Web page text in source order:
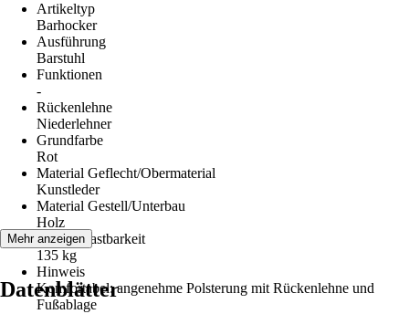
Artikeltyp
Barhocker
Ausführung
Barstuhl
Funktionen
-
Rückenlehne
Niederlehner
Grundfarbe
Rot
Material Geflecht/Obermaterial
Kunstleder
Material Gestell/Unterbau
Holz
Max. Belastbarkeit
135 kg
Hinweis
Komfortabel: angenehme Polsterung mit Rückenlehne und
Fußablage
Mehr anzeigen
Datenblätter